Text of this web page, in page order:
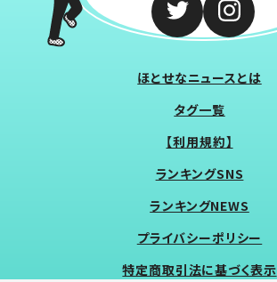
ほとせなニュースとは
タグ一覧
【利用規約】
ランキングSNS
ランキングNEWS
プライバシーポリシー
特定商取引法に基づく表示